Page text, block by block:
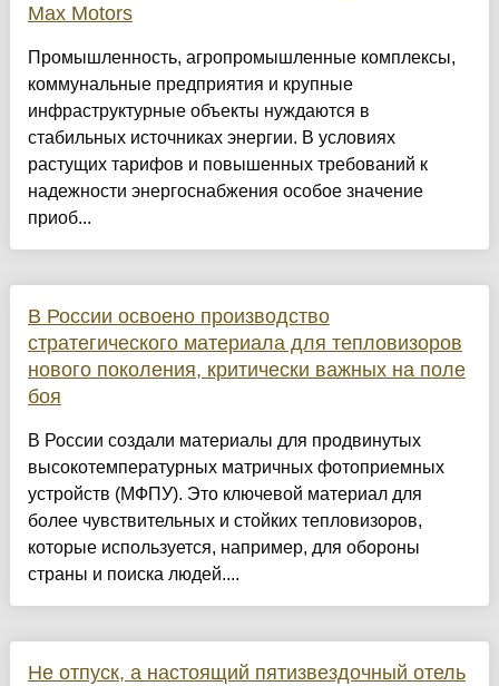
Max Motors
Промышленность, агропромышленные комплексы,
коммунальные предприятия и крупные
инфраструктурные объекты нуждаются в
стабильных источниках энергии. В условиях
растущих тарифов и повышенных требований к
надежности энергоснабжения особое значение
приоб...
В России освоено производство
стратегического материала для тепловизоров
нового поколения, критически важных на поле
боя
В России создали материалы для продвинутых
высокотемпературных матричных фотоприемных
устройств (МФПУ). Это ключевой материал для
более чувствительных и стойких тепловизоров,
которые используется, например, для обороны
страны и поиска людей....
Не отпуск, а настоящий пятизвездочный отель